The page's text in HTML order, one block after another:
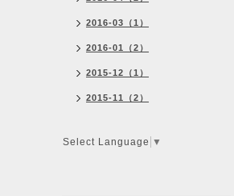
2016-03（1）
2016-01（2）
2015-12（1）
2015-11（2）
Select Language ▼